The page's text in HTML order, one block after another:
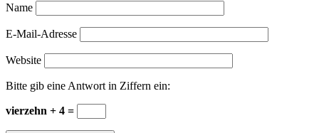
Name
E-Mail-Adresse
Website
Bitte gib eine Antwort in Ziffern ein:
vierzehn + 4 =